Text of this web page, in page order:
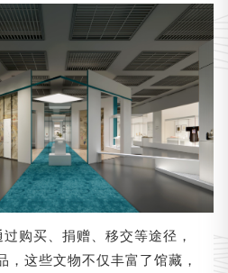
购买、捐赠、移交等途径，
，这些文物不仅丰富了馆藏，